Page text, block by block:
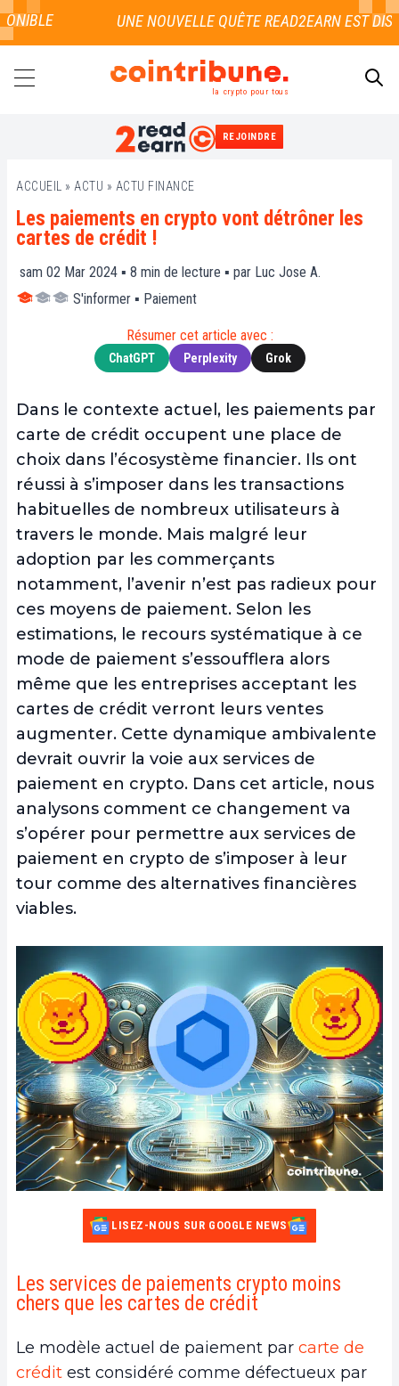
la crypto pour tous
REJOINDRE
ACCUEIL » ACTU » ACTU FINANCE
Les paiements en crypto vont détrôner les
cartes de crédit !
sam 02 Mar 2024 ▪ 8 min de lecture ▪ par Luc Jose A.
S'informer ▪ Paiement
Résumer cet article avec :
ChatGPT Perplexity Grok
Dans le contexte actuel, les paiements par
carte de crédit occupent une place de
choix dans l’écosystème financier. Ils ont
réussi à s’imposer dans les transactions
habituelles de nombreux utilisateurs à
travers le monde. Mais malgré leur
adoption par les commerçants
notamment, l’avenir n’est pas radieux pour
ces moyens de paiement. Selon les
estimations, le recours systématique à ce
mode de paiement s’essoufflera alors
même que les entreprises acceptant les
cartes de crédit verront leurs ventes
augmenter. Cette dynamique ambivalente
devrait ouvrir la voie aux services de
paiement en crypto. Dans cet article, nous
analysons comment ce changement va
s’opérer pour permettre aux services de
paiement en crypto de s’imposer à leur
tour comme des alternatives financières
viables.
LISEZ-NOUS SUR GOOGLE NEWS
Les services de paiements crypto moins
chers que les cartes de crédit
Le modèle actuel de paiement par carte de
crédit est considéré comme défectueux par